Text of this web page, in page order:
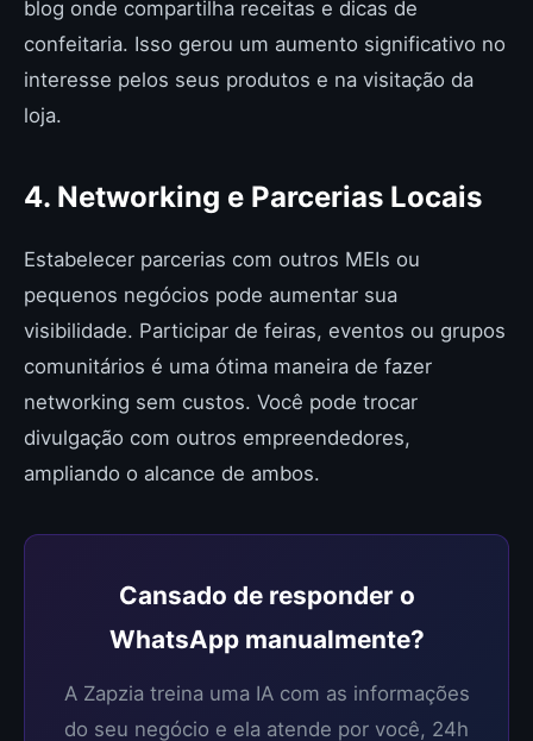
blog onde compartilha receitas e dicas de
confeitaria. Isso gerou um aumento significativo no
interesse pelos seus produtos e na visitação da
loja.
4. Networking e Parcerias Locais
Estabelecer parcerias com outros MEIs ou
pequenos negócios pode aumentar sua
visibilidade. Participar de feiras, eventos ou grupos
comunitários é uma ótima maneira de fazer
networking sem custos. Você pode trocar
divulgação com outros empreendedores,
ampliando o alcance de ambos.
Cansado de responder o
WhatsApp manualmente?
A Zapzia treina uma IA com as informações
do seu negócio e ela atende por você, 24h